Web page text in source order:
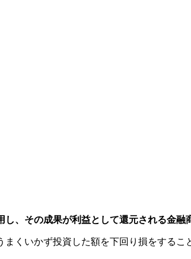
、その成果が利益として還元される金融
くいかず投資した額を下回り損をするこ